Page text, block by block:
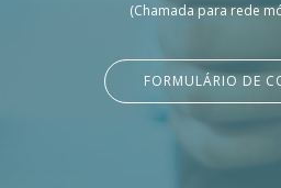
(Chamada para rede
FORMULÁRIO DE